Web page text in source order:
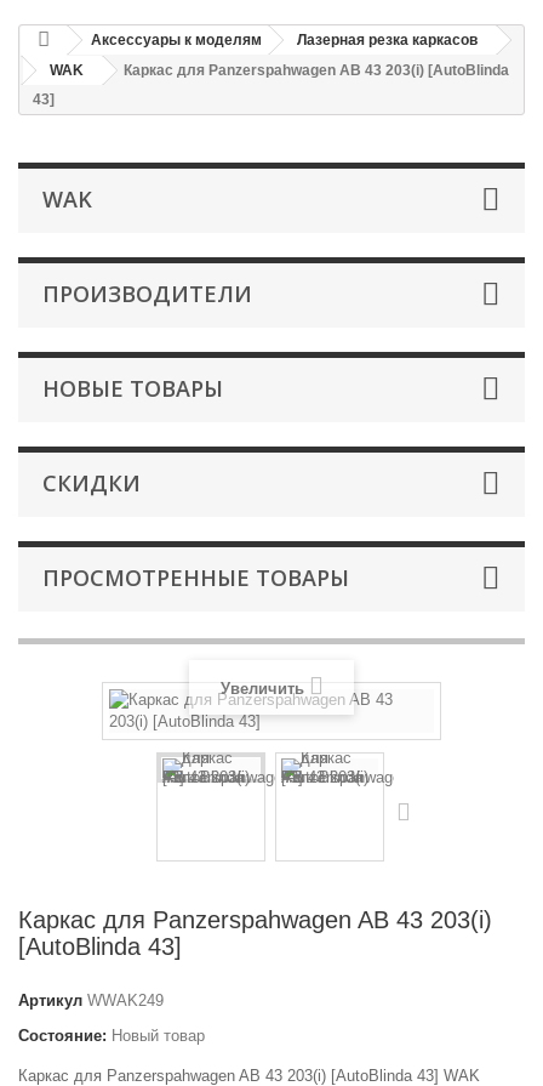
Аксессуары к моделям
Лазерная резка каркасов
WAK
Каркас для Panzerspahwagen AB 43 203(i) [AutoBlinda
43]
WAK
ПРОИЗВОДИТЕЛИ
НОВЫЕ ТОВАРЫ
СКИДКИ
ПРОСМОТРЕННЫЕ ТОВАРЫ
Увеличить
Каркас для Panzerspahwagen AB 43 203(i)
[AutoBlinda 43]
Артикул WWAK249
Состояние: Новый товар
Каркас для Panzerspahwagen AB 43 203(i) [AutoBlinda 43] WAK